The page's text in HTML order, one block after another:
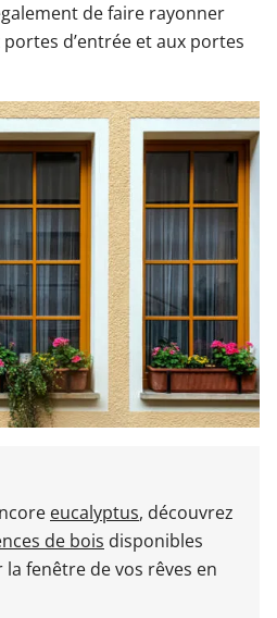
de faire rayonner
d’entrée et aux portes
eucalyptus, découvrez
de bois disponibles
fenêtre de vos rêves en